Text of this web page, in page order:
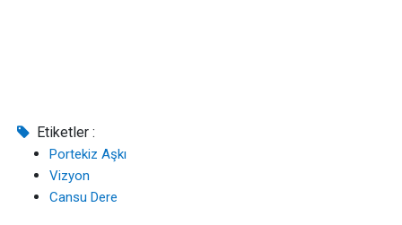
Etiketler :
Portekiz Aşkı
Vizyon
Cansu Dere